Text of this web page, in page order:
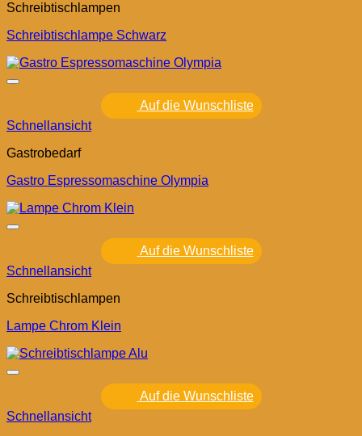
Schreibtischlampen
Schreibtischlampe Schwarz
Auf die Wunschliste
Schnellansicht
Gastrobedarf
Gastro Espressomaschine Olympia
Auf die Wunschliste
Schnellansicht
Schreibtischlampen
Lampe Chrom Klein
Auf die Wunschliste
Schnellansicht